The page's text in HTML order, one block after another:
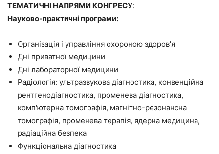
ТЕМАТИЧНІ НАПРЯМИ КОНГРЕСУ:
Науково-практичні програми:
Організація і управління охороною здоров'я
Дні приватної медицини
Дні лабораторної медицини
Радіологія: ультразвукова діагностика, конвенційна
рентгенодіагностика, променева діагностика,
комп'ютерна томографія, магнітно-резонансна
томографія, променева терапія, ядерна медицина,
радіаційна безпека
Функціональна діагностика